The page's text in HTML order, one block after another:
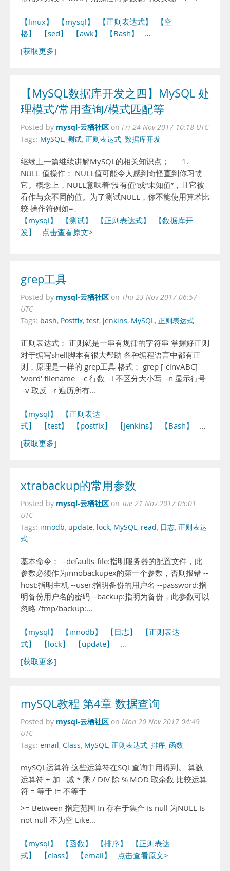
【linux】 【mysql】 【正则表达式】
【空
格】
【sed】 【awk】 【Bash】
…
[获取更多]
【MySQL数据库开发之四】MySQL 处
理模式/常用查询/模式匹配等
Posted by mysql-云栖社区 on Fri 24 Nov 2017 10:18 UTC
Tags: MySQL, 测试, 正则表达式, 数据库开发
继续上一篇继续讲解MySQL的相关知识点； 1.
NULL 值操作： NULL值可能令人感到奇怪直到你习惯
它。概念上，NULL意味着“没有值”或“未知值”，且它被
看作与众不同的值。为了测试NULL，你不能使用算术比
较 操作符例如=、
【mysql】
【测试】 【正则表达式】
【数据库开
发】
点击查看原文>
grep工具
Posted by mysql-云栖社区 on Thu 23 Nov 2017 06:57
UTC
Tags: bash, Postfix, test, jenkins, MySQL, 正则表达式
正则表达式： 正则就是一串有规律的字符串 掌握好正则
对于编写shell脚本有很大帮助 各种编程语言中都有正
则，原理是一样的 grep工具 格式： grep [-cinvABC]
'word' filename -c 行数 -i 不区分大小写 -n 显示行号
-v 取反 -r 遍历所有...
【mysql】
【正则表达
式】
【test】 【postfix】 【jenkins】 【Bash】
…
[获取更多]
xtrabackup的常用参数
Posted by mysql-云栖社区 on Tue 21 Nov 2017 05:01
UTC
Tags: innodb, update, lock, MySQL, read, 日志, 正则表达
式
基本命令： --defaults-file:指明服务器的配置文件，此
参数必须作为innobackupex的第一个参数，否则报错 --
host:指明主机 --user:指明备份的用户名 --password:指
明备份用户名的密码 --backup:指明为备份，此参数可以
忽略 /tmp/backup:...
【mysql】 【innodb】 【日志】
【正则表达
式】
【lock】 【update】
…
[获取更多]
mySQL教程 第4章 数据查询
Posted by mysql-云栖社区 on Mon 20 Nov 2017 04:49
UTC
Tags: email, Class, MySQL, 正则表达式, 排序, 函数
mySQL运算符 这些运算符在SQL查询中用得到。 算数
运算符 + 加 - 减 * 乘 / DIV 除 % MOD 取余数 比较运算
符 = 等于 != 不等于
>= Between 指定范围 In 存在于集合 Is null 为NULL Is
not null 不为空 Like...
【mysql】 【函数】 【排序】
【正则表达
式】
【class】 【email】 点击查看原文>